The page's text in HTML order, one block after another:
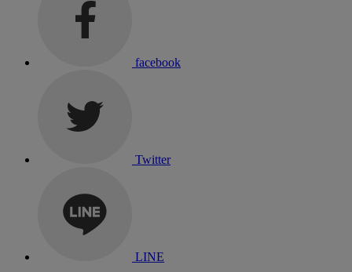
facebook
Twitter
LINE